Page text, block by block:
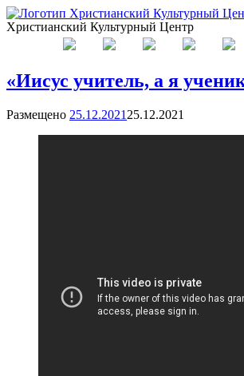
Христианский Культурный Центр
«Иисус учитель, а я
Размещено 25.12.2021 25.12.2021